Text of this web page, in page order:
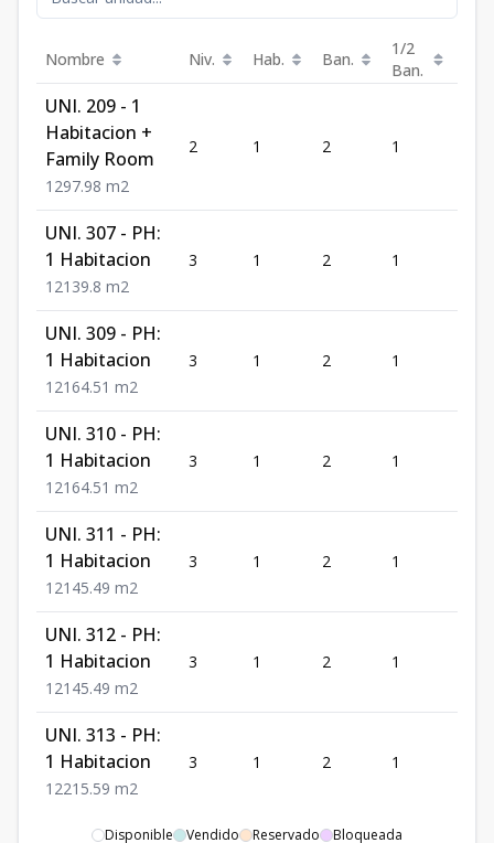
Nombre Niv. Hab. Ban.
1/2
Ban.
UNI. 209 - 1
Habitacion +
Family Room
1 297.98 m2
2 1 2 1
UNI. 307 - PH:
1 Habitacion
1 2139.8 m2
3 1 2 1
UNI. 309 - PH:
1 Habitacion
1 2164.51 m2
3 1 2 1
UNI. 310 - PH:
1 Habitacion
1 2164.51 m2
3 1 2 1
UNI. 311 - PH:
1 Habitacion
1 2145.49 m2
3 1 2 1
UNI. 312 - PH:
1 Habitacion
1 2145.49 m2
3 1 2 1
UNI. 313 - PH:
1 Habitacion
1 2215.59 m2
3 1 2 1
LOCKERS 1Disponible Vendido Reservado Bloqueada